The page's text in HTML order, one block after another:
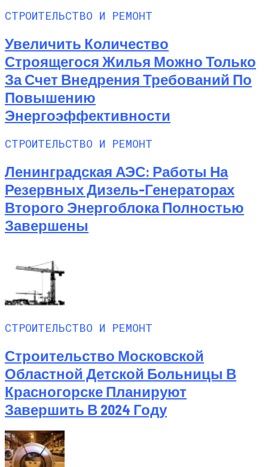
СТРОИТЕЛЬСТВО И РЕМОНТ
Увеличить Количество
Строящегося Жилья Можно Только
За Счет Внедрения Требований По
Повышению
Энергоэффективности
СТРОИТЕЛЬСТВО И РЕМОНТ
Ленинградская АЭС: Работы На
Резервных Дизель-Генераторах
Второго Энергоблока Полностью
Завершены
СТРОИТЕЛЬСТВО И РЕМОНТ
Строительство Московской
Областной Детской Больницы В
Красногорске Планируют
Завершить В 2024 Году